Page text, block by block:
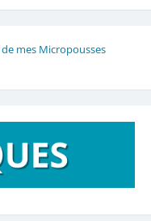
de mes Micropousses